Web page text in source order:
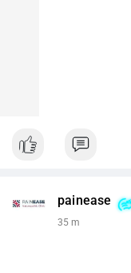
painease
35 m